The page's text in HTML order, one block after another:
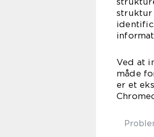
struktur
Ved at
måde
er et